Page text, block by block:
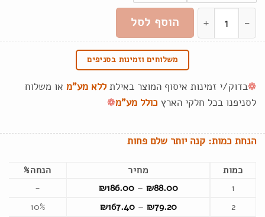
כמות של סדרת הזהב טיפות זהב שמן אבליפיכה ב-2 גדלים
הוסף לסל
משלוחים וזמינות בסניפים
❁בדוק/י זמינות איסוף המוצר באילתללא מע"מ או משלוח
לסניפנו בכל חלקי הארץ כולל מע"מ❁
הנחת כמות: קנה יותר שלם פחות
כמות מחיר
הנחה%
1
₪88.00
–
₪186.00 טווח
-
2
₪79.20
–
₪167.40 טווח
10%